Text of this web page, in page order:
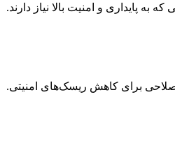
و امنیت بالا نیاز دارند.
برای کاهش ریسک‌های امنیتی.